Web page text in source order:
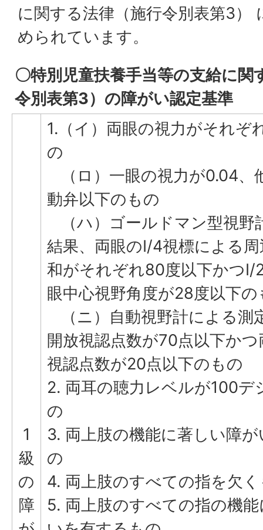
に関する法律（施行令別表第3）
められています。
〇特別児童扶養手当等の支給に関
令別表第3）の障がい認定基準
1
級
の
障
1.（イ）両眼の視力がそれぞ
の
（ロ）一眼の視力が0.04、
動弁以下のもの
（ハ）ゴールドマン型視野
結果、両眼のI/4視標による
和がそれぞれ80度以下かつI/
眼中心視野角度が28度以下の
（ニ）自動視野計による測
開放視認点数が70点以下か
視認点数が20点以下のもの
2. 両耳の聴力レベルが100デ
の
3. 両上肢の機能に著しい障
の
4. 両上肢のすべての指を欠
5. 両上肢のすべての指の機